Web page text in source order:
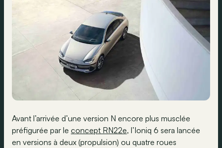
Avant l’arrivée d’une version N encore plus musclée
préfigurée par le concept RN22e, l’Ioniq 6 sera lancée
en versions à deux (propulsion) ou quatre roues